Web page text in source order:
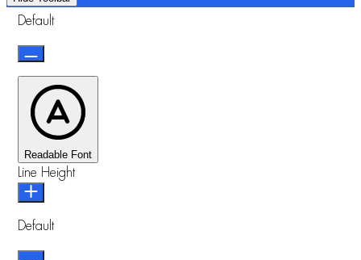
Default
Readable Font
Line Height
Default